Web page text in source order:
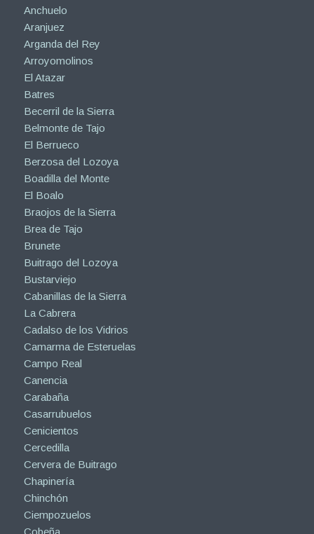
Anchuelo
Aranjuez
Arganda del Rey
Arroyomolinos
El Atazar
Batres
Becerril de la Sierra
Belmonte de Tajo
El Berrueco
Berzosa del Lozoya
Boadilla del Monte
El Boalo
Braojos de la Sierra
Brea de Tajo
Brunete
Buitrago del Lozoya
Bustarviejo
Cabanillas de la Sierra
La Cabrera
Cadalso de los Vidrios
Camarma de Esteruelas
Campo Real
Canencia
Carabaña
Casarrubuelos
Cenicientos
Cercedilla
Cervera de Buitrago
Chapinería
Chinchón
Ciempozuelos
Cobeña